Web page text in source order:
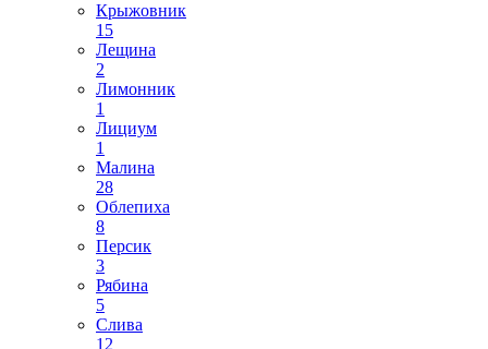
Крыжовник
15
Лещина
2
Лимонник
1
Лициум
1
Малина
28
Облепиха
8
Персик
3
Рябина
5
Слива
12